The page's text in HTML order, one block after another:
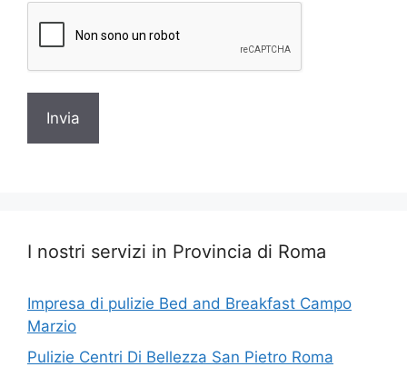
I nostri servizi in Provincia di Roma
Impresa di pulizie Bed and Breakfast Campo
Marzio
Pulizie Centri Di Bellezza San Pietro Roma